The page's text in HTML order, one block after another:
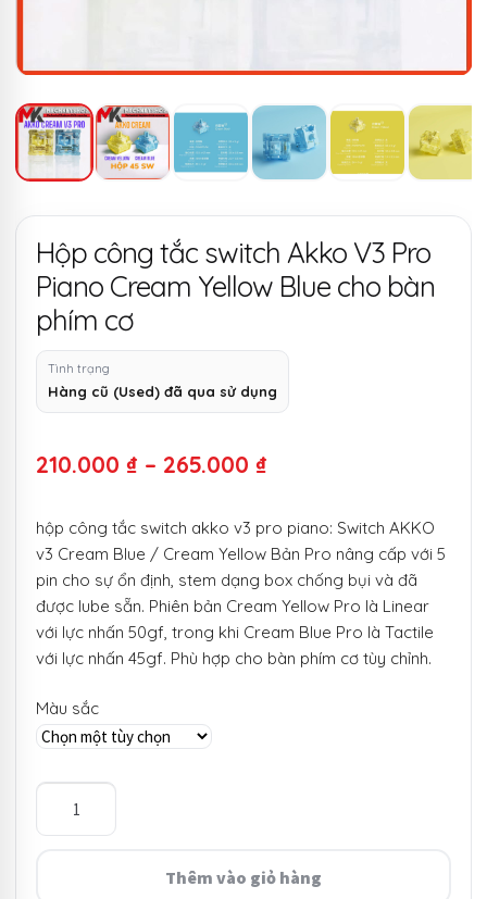
Hộp công tắc switch Akko V3 Pro
Piano Cream Yellow Blue cho bàn
phím cơ
Tình trạng
Hàng cũ (Used) đã qua sử dụng
210.000 ₫ – 265.000 ₫
từ
210.000 ₫
đến
265.000 ₫
hộp công tắc switch akko v3 pro piano: Switch AKKO
v3 Cream Blue / Cream Yellow Bản Pro nâng cấp với 5
pin cho sự ổn định, stem dạng box chống bụi và đã
được lube sẵn. Phiên bản Cream Yellow Pro là Linear
với lực nhấn 50gf, trong khi Cream Blue Pro là Tactile
với lực nhấn 45gf. Phù hợp cho bàn phím cơ tùy chỉnh.
Màu sắc
Hộp
Thêm vào giỏ hàng